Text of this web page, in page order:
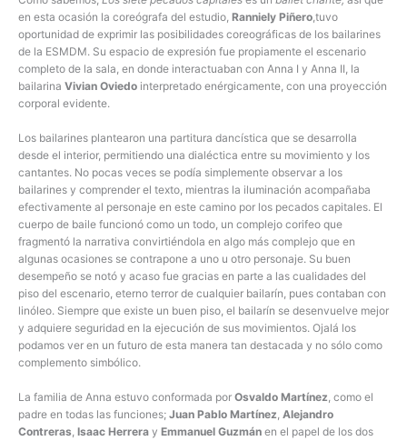
en esta ocasión la coreógrafa del estudio, Ranniely Piñero ,tuvo
oportunidad de exprimir las posibilidades coreográficas de los bailarines
de la ESMDM. Su espacio de expresión fue propiamente el escenario
completo de la sala, en donde interactuaban con Anna I y Anna II, la
bailarina Vivian Oviedo interpretado enérgicamente, con una proyección
corporal evidente.
Los bailarines plantearon una partitura dancística que se desarrolla
desde el interior, permitiendo una dialéctica entre su movimiento y los
cantantes. No pocas veces se podía simplemente observar a los
bailarines y comprender el texto, mientras la iluminación acompañaba
efectivamente al personaje en este camino por los pecados capitales. El
cuerpo de baile funcionó como un todo, un complejo corifeo que
fragmentó la narrativa convirtiéndola en algo más complejo que en
algunas ocasiones se contrapone a uno u otro personaje. Su buen
desempeño se notó y acaso fue gracias en parte a las cualidades del
piso del escenario, eterno terror de cualquier bailarín, pues contaban con
linóleo. Siempre que existe un buen piso, el bailarín se desenvuelve mejor
y adquiere seguridad en la ejecución de sus movimientos. Ojalá los
podamos ver en un futuro de esta manera tan destacada y no sólo como
complemento simbólico.
La familia de Anna estuvo conformada por Osvaldo Martínez, como el
padre en todas las funciones; Juan Pablo Martínez, Alejandro
Contreras, Isaac Herrera y Emmanuel Guzmán en el papel de los dos